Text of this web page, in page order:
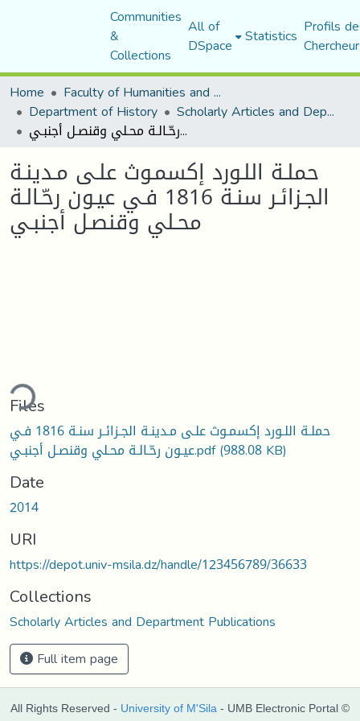
Communities
&
Collections
All of
DSpace Statistics Profils
Home
Faculty of Humanities and Social Sciences
Department of History Scholarly Articles and Department Publications
حملـة اللـورد إكسمـوث علـى مـدينـة الجـزائـر سنـة 1816 فـي عيـون رحّـالـة محـلي وقنصـل أجنبـي
حملـة اللـورد إكسمـوث علـى مـدينـة
الجـزائـر سنـة 1816 فـي عيـون رحّـالـة
محـلي وقنصـل أجنبـي
Files
حملـة اللـورد إكسمـوث علـى مـدينـة الجـزائـر سنـة 1816 فـي
عيـون رحّـالـة محـلي وقنصـل أجنبـي.pdf(988.08 KB)
Date
2014
URI
https://depot.univ-msila.dz/handle/123456789/36633
Collections
Scholarly Articles and Department Publications
Full item page
All Rights Reserved - University of M'Sila - UMB Electronic Portal ©